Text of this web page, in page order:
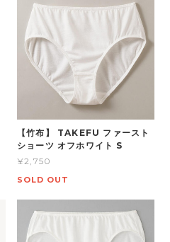
【竹布】 TAKEFU ファースト
ショーツ オフホワイト S
¥2,750
SOLD OUT